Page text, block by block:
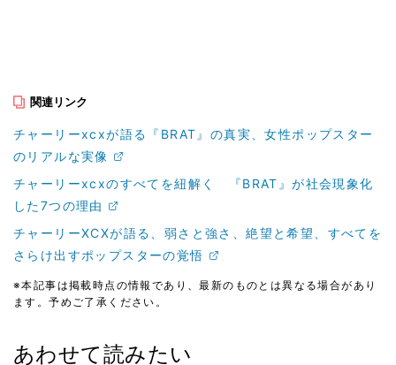
関連リンク
チャーリーxcxが語る『BRAT』の真実、女性ポップスター
のリアルな実像
チャーリーxcxのすべてを紐解く 『BRAT』が社会現象化
した7つの理由
チャーリーXCXが語る、弱さと強さ、絶望と希望、すべてを
さらけ出すポップスターの覚悟
※本記事は掲載時点の情報であり、最新のものとは異なる場合があり
ます。予めご了承ください。
あわせて読みたい